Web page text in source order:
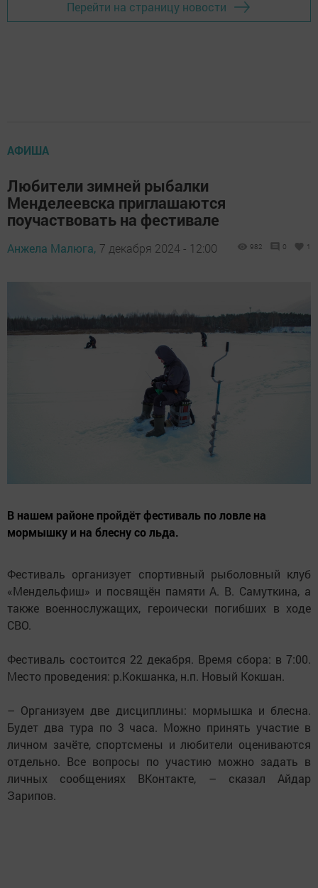
Перейти на страницу новости
АФИША
Любители зимней рыбалки
Менделеевска приглашаются
поучаствовать на фестивале
Анжела Малюга, 7 декабря 2024 - 12:00 982 0 1
В нашем районе пройдёт фестиваль по ловле на
мормышку и на блесну со льда.
Фестиваль организует спортивный рыболовный клуб
«Мендельфиш» и посвящён памяти А. В. Самуткина, а
также военнослужащих, героически погибших в ходе
СВО.
Фестиваль состоится 22 декабря. Время сбора: в 7:00.
Место проведения: р.Кокшанка, н.п. Новый Кокшан.
– Организуем две дисциплины: мормышка и блесна.
Будет два тура по 3 часа. Можно принять участие в
личном зачëте, спортсмены и любители оцениваются
отдельно. Все вопросы по участию можно задать в
личных сообщениях ВКонтакте, – сказал Айдар
Зарипов.